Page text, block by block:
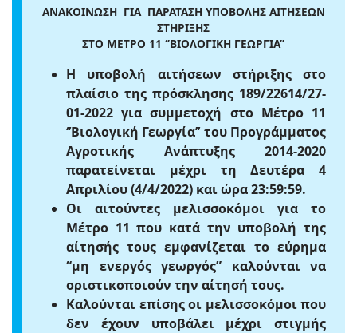
ΑΝΑΚΟΙΝΩΣΗ ΓΙΑ ΠΑΡΑΤΑΣΗ ΥΠΟΒΟΛΗΣ ΑΙΤΗΣΕΩΝ
ΣΤΗΡΙΞΗΣ
ΣΤΟ ΜΕΤΡΟ 11 ‘’ΒΙΟΛΟΓΙΚΗ ΓΕΩΡΓΙΑ’’
Η υποβολή αιτήσεων στήριξης στο
πλαίσιο της πρόσκλησης 189/22614/27-
01-2022 για συμμετοχή στο Μέτρο 11
‘’Βιολογική Γεωργία’’ του Προγράμματος
Αγροτικής Ανάπτυξης 2014-2020
παρατείνεται μέχρι τη Δευτέρα 4
Απριλίου (4/4/2022) και ώρα 23:59:59.
Oι αιτούντες μελισσοκόμοι για το
Μέτρο 11 που κατά την υποβολή της
αίτησής τους εμφανίζεται το εύρημα
“μη ενεργός γεωργός” καλούνται να
οριστικοποιούν την αίτησή τους.
Καλούνται επίσης οι μελισσοκόμοι που
δεν έχουν υποβάλει μέχρι στιγμής